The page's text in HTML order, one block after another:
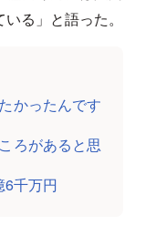
る」と語った。
かったんです
ろがあると思
6千万円